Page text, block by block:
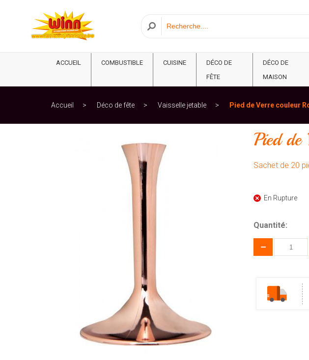
ACCUEIL COMBUSTIBLE CUISINE
DÉCO DE
FÊTE
DÉCO DE
MAISON
Accueil Déco de fête Vaisselle jetable Pied de Verre couleur
Pied de
Sachet de 20
En Rupture
Quantité: